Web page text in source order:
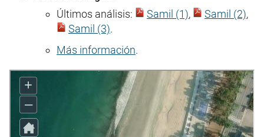
Últimos análisis:
Samil (1), Samil (2),
Samil (3).
Más información.